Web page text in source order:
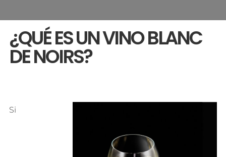
¿QUÉ ES UN VINO BLANC
DE NOIRS?
Si